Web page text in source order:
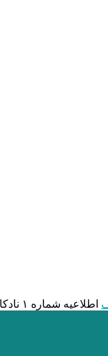
اطلاعیه شماره ۱ نادکاپ ۲٨ – قوانین